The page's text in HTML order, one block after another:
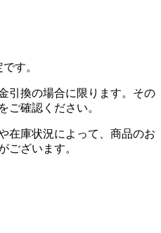
す。
引換の場合に限ります。その
をご確認ください。
在庫状況によって、商品のお
ございます。